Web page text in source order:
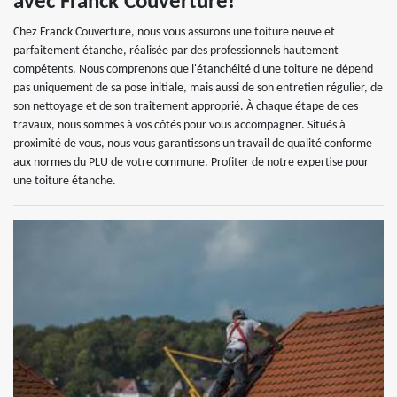
Chez Franck Couverture, nous vous assurons une toiture neuve et
parfaitement étanche, réalisée par des professionnels hautement
compétents. Nous comprenons que l'étanchéité d'une toiture ne dépend
pas uniquement de sa pose initiale, mais aussi de son entretien régulier, de
son nettoyage et de son traitement approprié. À chaque étape de ces
travaux, nous sommes à vos côtés pour vous accompagner. Situés à
proximité de vous, nous vous garantissons un travail de qualité conforme
aux normes du PLU de votre commune. Profiter de notre expertise pour
une toiture étanche.